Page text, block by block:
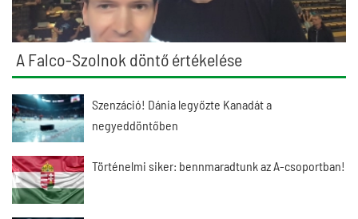
A Falco-Szolnok döntő értékelése
Szenzáció! Dánia legyőzte Kanadát a
negyeddöntőben
Történelmi siker: bennmaradtunk az A-csoportban!